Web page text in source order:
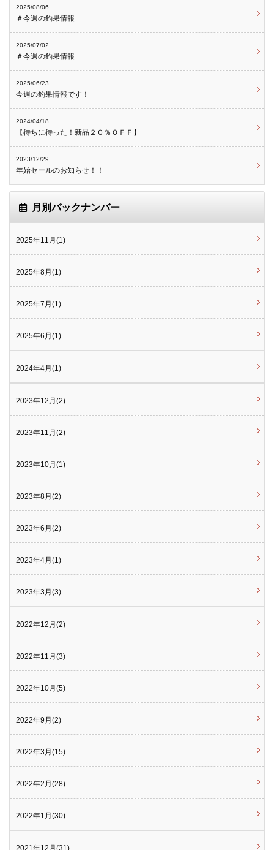
2025/08/06
＃今週の釣果情報
2025/07/02
＃今週の釣果情報
2025/06/23
今週の釣果情報です！
2024/04/18
【待ちに待った！新品２０％ＯＦＦ】
2023/12/29
年始セールのお知らせ！！
月別バックナンバー
2025年11月(1)
2025年8月(1)
2025年7月(1)
2025年6月(1)
2024年4月(1)
2023年12月(2)
2023年11月(2)
2023年10月(1)
2023年8月(2)
2023年6月(2)
2023年4月(1)
2023年3月(3)
2022年12月(2)
2022年11月(3)
2022年10月(5)
2022年9月(2)
2022年3月(15)
2022年2月(28)
2022年1月(30)